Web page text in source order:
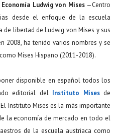
Ludwig von Mises—Centro
desde el enfoque de la escuela
libertad de Ludwig von Mises y sus
2008, ha tenido varios nombres y se
Mises Hispano (2011-2018).
disponible en español todos los
editorial del Instituto Misesde
Instituto Mises es la más importante
la economía de mercado en todo el
de la escuela austriaca como